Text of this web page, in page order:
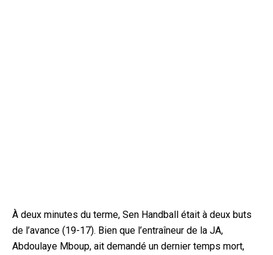
À deux minutes du terme, Sen Handball était à deux buts
de l’avance (19-17). Bien que l’entraîneur de la JA,
Abdoulaye Mboup, ait demandé un dernier temps mort,